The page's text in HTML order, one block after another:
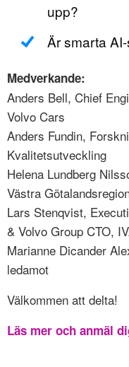
upp?
Är smarta
Medverkande:
Anders Bell, Chief
Volvo Cars
Anders Fundin,
Kvalitetsutveckling
Helena Lundberg
Västra
Lars Stenqvist,
& Volvo Group CTO,
Marianne Dicander
ledamot
Välkommen att delta!
Läs mer och anmäl